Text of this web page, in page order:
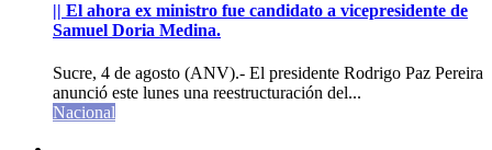
|| El ahora ex ministro fue candidato a vicepresidente de
Samuel Doria Medina.
Sucre, 4 de agosto (ANV).- El presidente Rodrigo Paz Pereira
anunció este lunes una reestructuración del...
Nacional